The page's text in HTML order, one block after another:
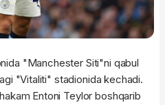
"Manchester Siti"ni qabul
"Vitaliti" stadionida kechadi.
Entoni Teylor boshqarib